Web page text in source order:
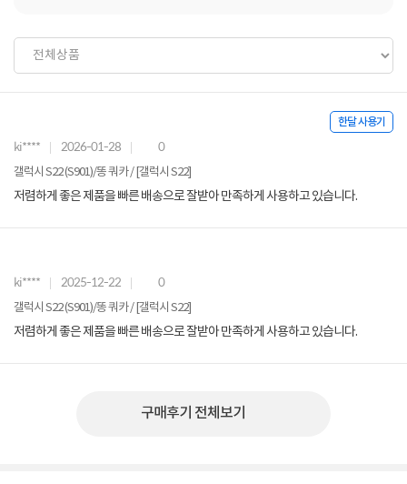
한달 사용기
ki**** 2026-01-28 0
갤럭시 S22 (S901)/똥 쿼카 / [갤럭시 S22]
저렴하게 좋은 제품을 빠른 배송으로 잘받아 만족하게 사용하고 있습니다.
ki**** 2025-12-22 0
갤럭시 S22 (S901)/똥 쿼카 / [갤럭시 S22]
저렴하게 좋은 제품을 빠른 배송으로 잘받아 만족하게 사용하고 있습니다.
구매후기 전체보기